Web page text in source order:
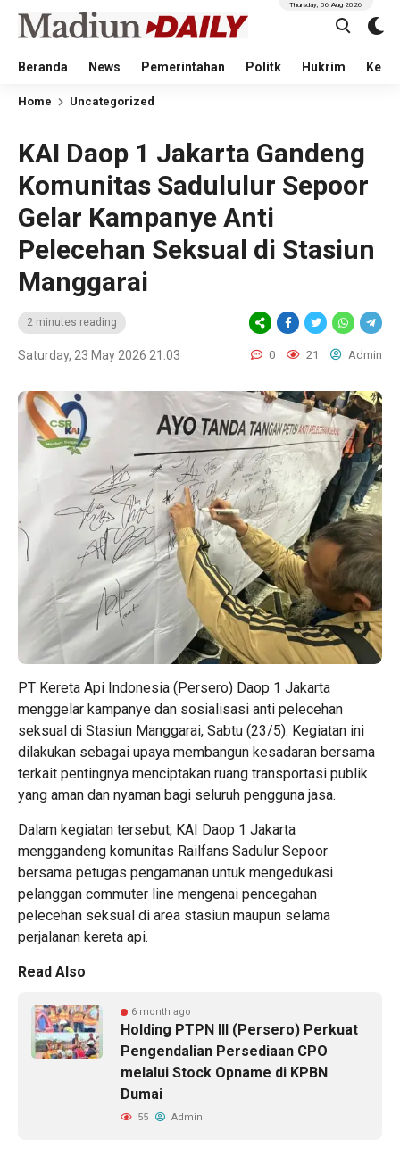
Beranda News Pemerintahan Politk Hukrim
Thursday, 06 Aug 2026
Home Uncategorized
KAI Daop 1 Jakarta Gandeng
Komunitas Sadululur Sepoor
Gelar Kampanye Anti
Pelecehan Seksual di Stasiun
Manggarai
2 minutes reading
Saturday, 23 May 2026 21:03 0 21 Admin
PT Kereta Api Indonesia (Persero) Daop 1 Jakarta
menggelar kampanye dan sosialisasi anti pelecehan
seksual di Stasiun Manggarai, Sabtu (23/5). Kegiatan ini
dilakukan sebagai upaya membangun kesadaran bersama
terkait pentingnya menciptakan ruang transportasi publik
yang aman dan nyaman bagi seluruh pengguna jasa.
Dalam kegiatan tersebut, KAI Daop 1 Jakarta
menggandeng komunitas Railfans Sadulur Sepoor
bersama petugas pengamanan untuk mengedukasi
pelanggan commuter line mengenai pencegahan
pelecehan seksual di area stasiun maupun selama
perjalanan kereta api.
Read Also
6 month ago
Holding PTPN III (Persero) Perkuat
Pengendalian Persediaan CPO
melalui Stock Opname di KPBN
Dumai
55 Admin